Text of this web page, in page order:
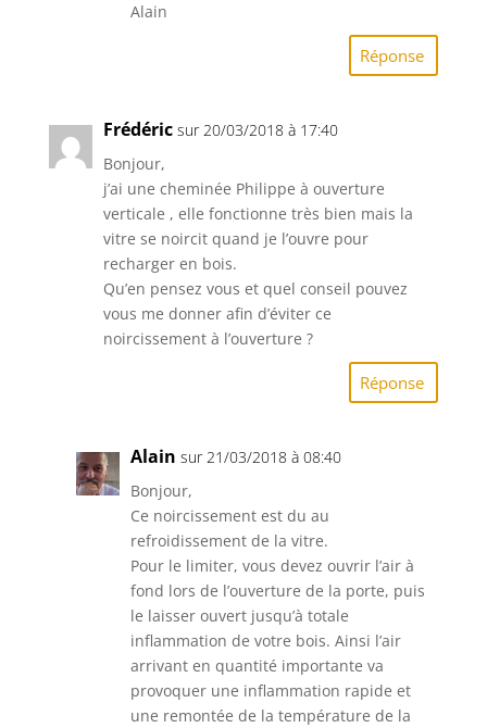
Alain
Réponse
Frédéric sur 20/03/2018 à 17:40
Bonjour,
j’ai une cheminée Philippe à ouverture
verticale , elle fonctionne très bien mais la
vitre se noircit quand je l’ouvre pour
recharger en bois.
Qu’en pensez vous et quel conseil pouvez
vous me donner afin d’éviter ce
noircissement à l’ouverture ?
Réponse
Alain sur 21/03/2018 à 08:40
Bonjour,
Ce noircissement est du au
refroidissement de la vitre.
Pour le limiter, vous devez ouvrir l’air à
fond lors de l’ouverture de la porte, puis
le laisser ouvert jusqu’à totale
inflammation de votre bois. Ainsi l’air
arrivant en quantité importante va
provoquer une inflammation rapide et
une remontée de la température de la